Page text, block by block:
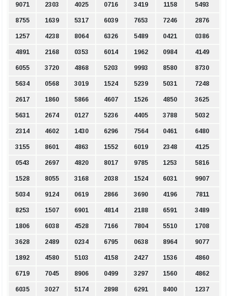
9071 2303 4025 0716 3419 1158 5493
8755 1639 5317 6039 7653 7246 2876
1257 4238 8064 6326 5489 0421 0386
4891 2168 0353 6014 1962 0984 4149
6055 3720 4868 5203 9993 8580 8730
5634 0568 3019 1524 5239 5031 7248
2617 1860 5866 4607 1526 4850 3625
5631 2674 0127 5236 4405 3788 5032
2314 4602 1430 6296 7564 0461 6480
3155 8601 4863 1552 6019 2348 4125
0543 2697 4820 8017 9785 1253 5816
1528 8055 3168 2038 1524 6031 9907
5034 9124 0619 2866 3690 4196 7811
8253 1507 6901 4814 2188 6591 3489
1806 6038 4528 7166 7804 5510 1708
3628 2489 0234 6795 0638 8964 9077
1892 4580 5103 4158 2427 1536 4860
6719 7045 8906 0499 3297 1560 4862
6035 3027 5174 2898 6291 8400 1237